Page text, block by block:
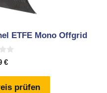
ETFE Mono Offgrid
€
prüfen